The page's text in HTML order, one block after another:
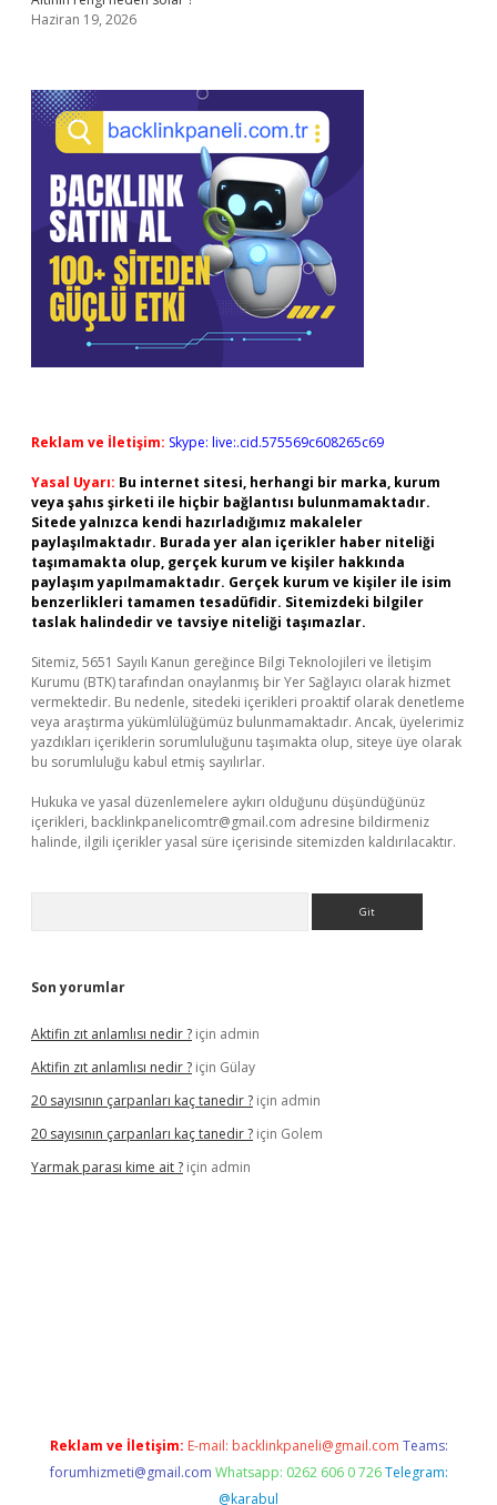
Haziran 19, 2026
Reklam ve İletişim: Skype: live:.cid.575569c608265c69
Yasal Uyarı: Bu internet sitesi, herhangi bir marka, kurum
veya şahıs şirketi ile hiçbir bağlantısı bulunmamaktadır.
Sitede yalnızca kendi hazırladığımız makaleler
paylaşılmaktadır. Burada yer alan içerikler haber niteliği
taşımamakta olup, gerçek kurum ve kişiler hakkında
paylaşım yapılmamaktadır. Gerçek kurum ve kişiler ile isim
benzerlikleri tamamen tesadüfidir. Sitemizdeki bilgiler
taslak halindedir ve tavsiye niteliği taşımazlar.
Sitemiz, 5651 Sayılı Kanun gereğince Bilgi Teknolojileri ve İletişim
Kurumu (BTK) tarafından onaylanmış bir Yer Sağlayıcı olarak hizmet
vermektedir. Bu nedenle, sitedeki içerikleri proaktif olarak denetleme
veya araştırma yükümlülüğümüz bulunmamaktadır. Ancak, üyelerimiz
yazdıkları içeriklerin sorumluluğunu taşımakta olup, siteye üye olarak
bu sorumluluğu kabul etmiş sayılırlar.
Hukuka ve yasal düzenlemelere aykırı olduğunu düşündüğünüz
içerikleri, backlinkpanelicomtr@gmail.com adresine bildirmeniz
halinde, ilgili içerikler yasal süre içerisinde sitemizden kaldırılacaktır.
Son yorumlar
Aktifin zıt anlamlısı nedir ? için admin
Aktifin zıt anlamlısı nedir ? için Gülay
20 sayısının çarpanları kaç tanedir ? için admin
20 sayısının çarpanları kaç tanedir ? için Golem
Yarmak parası kime ait ? için admin
Reklam ve İletişim: E-mail: backlinkpaneli@gmail.com Teams:
forumhizmeti@gmail.com Whatsapp: 0262 606 0 726 Telegram:
@karabul